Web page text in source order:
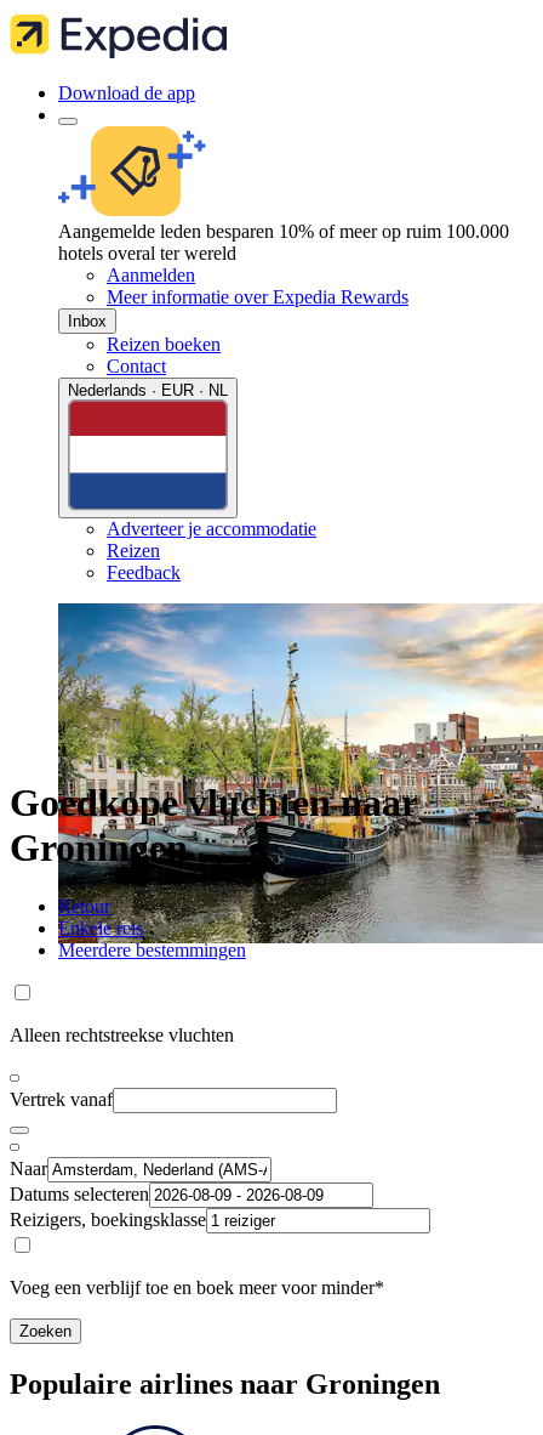
Download de app
Aangemelde leden besparen 10% of meer op ruim 100.000
hotels overal ter wereld
Aanmelden
Meer informatie over Expedia Rewards
Inbox
Reizen boeken
Contact
Nederlands · EUR · NL
Adverteer je accommodatie
Reizen
Feedback
Goedkope vluchten naar
Groningen
Retour
Enkele reis
Meerdere bestemmingen
Alleen rechtstreekse vluchten
Vertrek vanaf
Naar
Datums selecteren
Reizigers, boekingsklasse
Voeg een verblijf toe en boek meer voor minder*
Zoeken
Populaire airlines naar Groningen